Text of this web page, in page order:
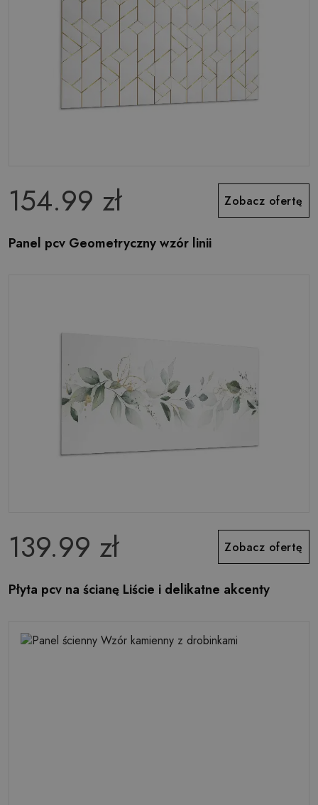
154.99 zł Zobacz ofertę
Panel pcv Geometryczny wzór linii
139.99 zł Zobacz ofertę
Płyta pcv na ścianę Liście i delikatne akcenty